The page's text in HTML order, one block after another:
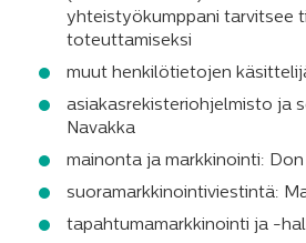
yhteistyökumppani tarvitsee
toteuttamiseksi
muut henkilötietojen
asiakasrekisteriohjelmisto ja
Navakka
mainonta ja markkinointi:
suoramarkkinointiviestintä:
tapahtumamarkkinointi ja -